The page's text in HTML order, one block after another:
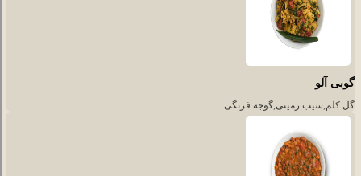
گوبی آلو
گل کلم,سیب زمینی,گوجه فرنگی